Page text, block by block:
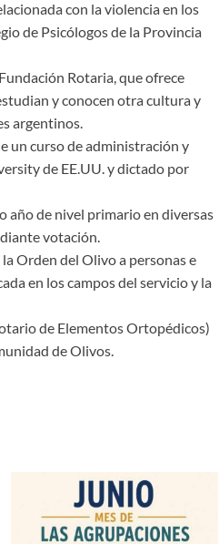
con la violencia en los
de Psicólogos de la Provincia
Rotaria, que ofrece
y conocen otra cultura y
argentinos.
un curso de administración y
de EE.UU. y dictado por
año de nivel primario en diversas
votación.
Orden del Olivo a personas e
en los campos del servicio y la
de Elementos Ortopédicos)
de Olivos.